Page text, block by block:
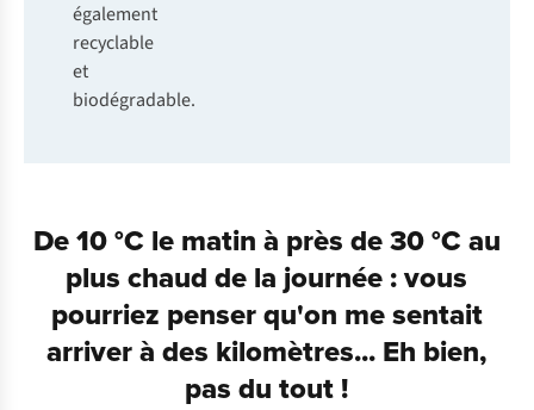
également
recyclable
et
biodégradable.
De 10 °C le matin à près de 30 °C au
plus chaud de la journée : vous
pourriez penser qu'on me sentait
arriver à des kilomètres... Eh bien,
pas du tout !